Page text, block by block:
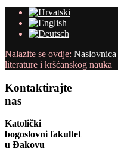
Nalazite se ovdje: Naslovnica
literature i kršćanskog nauka
Kontaktirajte
nas
Katolički
bogoslovni fakultet
u Đakovu